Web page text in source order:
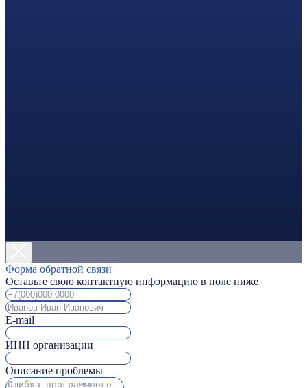
Форма обратной связи
Оставьте свою контактную информацию в поле ниже
E-mail
ИНН организации
Описание проблемы